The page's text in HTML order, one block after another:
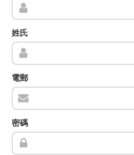
姓氏
電郵
密碼